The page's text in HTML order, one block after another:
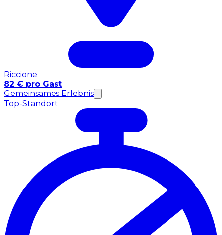
Riccione
82 € pro Gast
Gemeinsames Erlebnis
Top-Standort